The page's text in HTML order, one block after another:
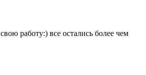
работу:) все остались более чем